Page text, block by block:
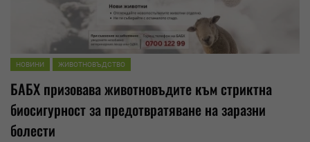
НОВИНИ ЖИВОТНОВЪДСТВО
БАБХ призовава животновъдите към стриктна
биосигурност за предотвратяване на заразни
болести